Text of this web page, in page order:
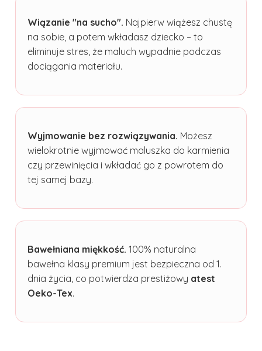
Wiązanie "na sucho". Najpierw wiążesz chustę
na sobie, a potem wkładasz dziecko – to
eliminuje stres, że maluch wypadnie podczas
dociągania materiału.
Wyjmowanie bez rozwiązywania. Możesz
wielokrotnie wyjmować maluszka do karmienia
czy przewinięcia i wkładać go z powrotem do
tej samej bazy.
Bawełniana miękkość. 100% naturalna
bawełna klasy premium jest bezpieczna od 1.
dnia życia, co potwierdza prestiżowy atest
Oeko-Tex.